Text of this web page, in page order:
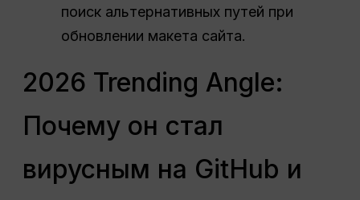
поиск альтернативных путей при
обновлении макета сайта.
2026 Trending Angle:
Почему он стал
вирусным на GitHub и